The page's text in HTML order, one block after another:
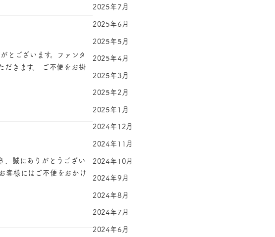
とございます。ファンタ
だきます。 ご不便をお掛
、誠にありがとうござい
客様にはご不便をおかけ
2025年7月
2025年6月
2025年5月
2025年4月
2025年3月
2025年2月
2025年1月
2024年12月
2024年11月
2024年10月
2024年9月
2024年8月
2024年7月
2024年6月